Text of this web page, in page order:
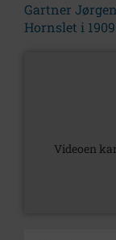
Gartner
Hornslet i
Videoen